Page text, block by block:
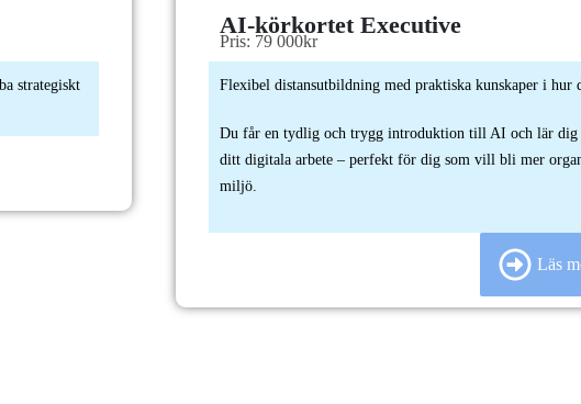
strategiskt
AI-körkortet Executive
Pris: 79 000kr
Flexibel distansutbildning med praktiska kunskaper i hur
Du får en tydlig och trygg introduktion till AI och lär dig
ditt digitala arbete – perfekt för dig som vill bli mer
miljö.
Läs